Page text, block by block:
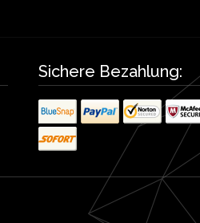
Sichere Bezahlung: